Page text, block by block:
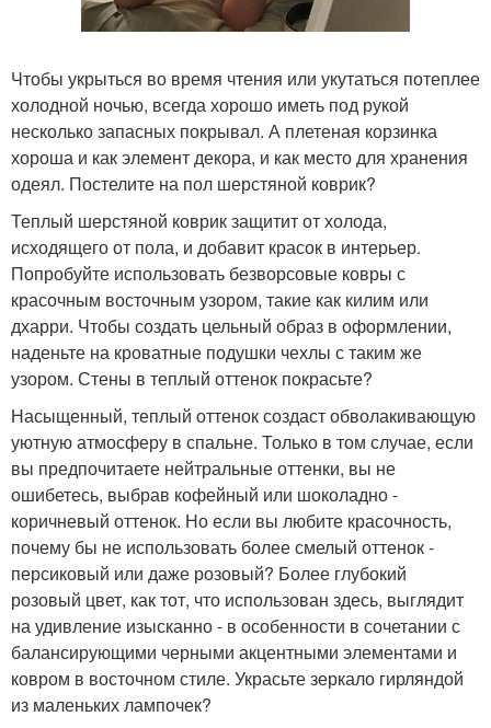
Чтобы укрыться во время чтения или укутаться потеплее
холодной ночью, всегда хорошо иметь под рукой
несколько запасных покрывал. А плетеная корзинка
хороша и как элемент декора, и как место для хранения
одеял. Постелите на пол шерстяной коврик?
Теплый шерстяной коврик защитит от холода,
исходящего от пола, и добавит красок в интерьер.
Попробуйте использовать безворсовые ковры с
красочным восточным узором, такие как килим или
дхарри. Чтобы создать цельный образ в оформлении,
наденьте на кроватные подушки чехлы с таким же
узором. Стены в теплый оттенок покрасьте?
Насыщенный, теплый оттенок создаст обволакивающую
уютную атмосферу в спальне. Только в том случае, если
вы предпочитаете нейтральные оттенки, вы не
ошибетесь, выбрав кофейный или шоколадно -
коричневый оттенок. Но если вы любите красочность,
почему бы не использовать более смелый оттенок -
персиковый или даже розовый? Более глубокий
розовый цвет, как тот, что использован здесь, выглядит
на удивление изысканно - в особенности в сочетании с
балансирующими черными акцентными элементами и
ковром в восточном стиле. Украсьте зеркало гирляндой
из маленьких лампочек?